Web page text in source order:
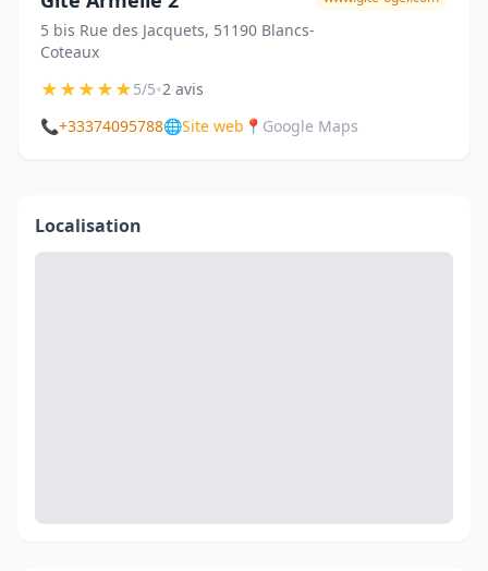
5 bis Rue des Jacquets, 51190 Blancs-
Coteaux
★★★★★5/5•2 avis
📞+33374095788🌐Site web 📍 Google Maps
Localisation